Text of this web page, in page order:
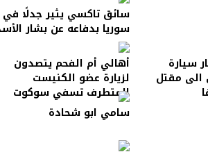
سائق تاكسي يثير جدلًا في
سوريا بدفاعه عن بشار
سيارة
الى مقتل
أهالي أم الفحم يتصدون
لزيارة عضو الكنيست
المتطرف تسفي سوكوت
سامي ابو شحادة